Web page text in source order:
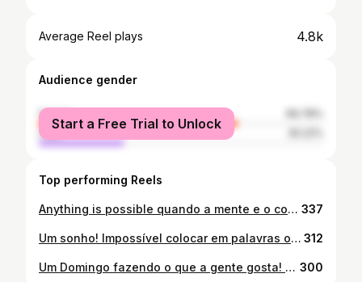
Average Reel plays 4.8k
Audience gender
female
male
Start a Free Trial to Unlock
Top performing Reels
Anything is possible quando a mente e o coração acreditam! Todo o tempo eu pedi força, eu recebi e dei tudo, tudooo de mim! (Não sobrou nada 😂) Cada mensagem de carinho, toda torcida, toda cia nos treinos, todo suporte do @teotreinador ficaram no meu pensamento durante o percurso. Ter você @amaurifa torcendo e vibrando por mim durante 12 horas, me levou até o pórtico! Eu sou uma IRONMAN! E não consegui isso sozinha! 💗🙏🏻✨ 337
Um sonho! Impossível colocar em palavras o dia de hoje! Uma natação com um nascer do sol incrível, não sabia se olhava para ele ☀️ ou para as boias. 😂 Bike dentro das minhas expectativas, sabendo que tenho muito a melhorar (assim como as transições)! Ahh a corrida... Meu esporte favorito, mas que hoje judiou! Foi dura, uma briga mental que durou 21km. Mas ninguem falou que ia ser fácil! 🤷🏼‍♀️ Mas foi lindo e eu não poderia estar mais feliz! 💫 Obrigada por todas as mensagens e energia positiva! E obrigada a todos que me ajudaram, motivaram e me inspiraram. Obrigada @amaurifa meu ❤ e maior incentivador. @teotreinador e @teoesportes Por todo suporte e incentivo. E a amiga @camilababo por ser minha companheira nos treinos e por me ajudar a ser mais forte. 312
Um Domingo fazendo o que a gente gosta! ❤️‍🔥⚡️ 300